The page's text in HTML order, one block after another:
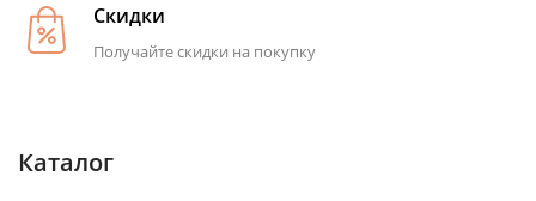
Скидки
Получайте скидки на покупку
Каталог